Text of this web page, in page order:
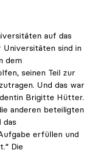
auf das
Universitäten sind in
dem
seinen Teil zur
Und das war
Brigitte Hütter.
anderen beteiligten
das
erfüllen und
Die